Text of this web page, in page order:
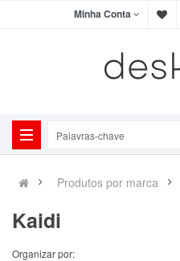
Minha Conta
Produtos por marca
Kaidi
Organizar por: